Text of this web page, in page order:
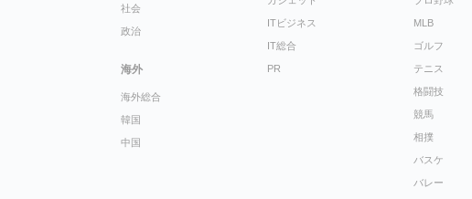
社会
政治
海外
海外総合
韓国
中国
ITビジネス
IT総合
PR
MLB
ゴルフ
テニス
格闘技
競馬
相撲
バスケ
バレー